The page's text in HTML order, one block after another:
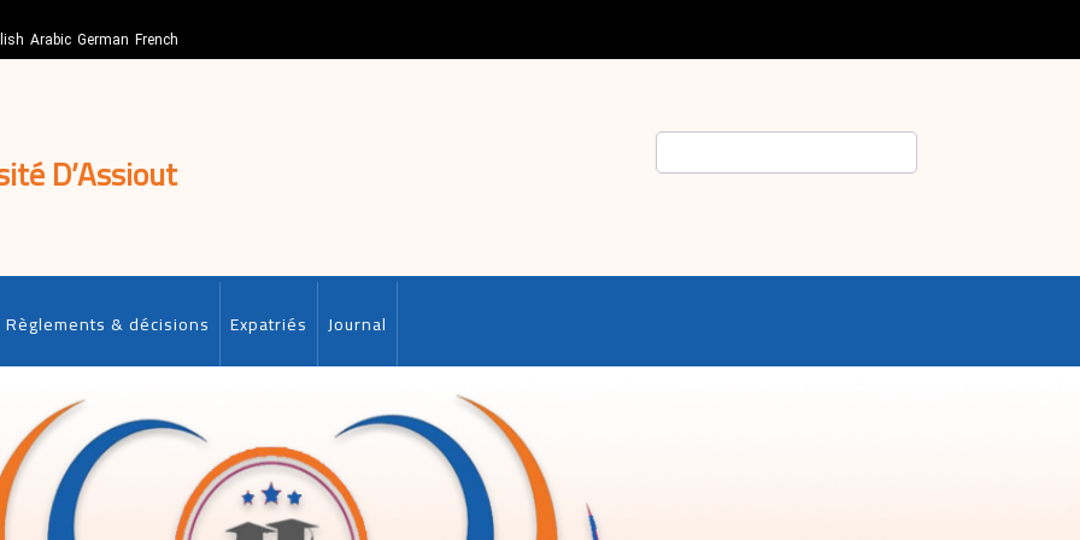
Arabic German French
D’Assiout
Règlements & décisions Expatriés Journal